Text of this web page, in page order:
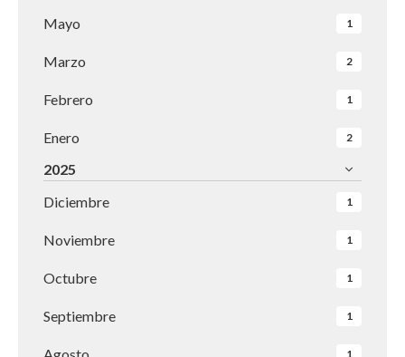
Mayo 1
Marzo 2
Febrero 1
Enero 2
2025
Diciembre
1
Noviembre 1
Octubre 1
Septiembre 1
1